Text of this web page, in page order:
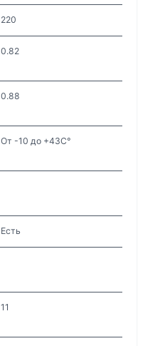
220
0.82
0.88
От -10 до +43С°
Есть
11